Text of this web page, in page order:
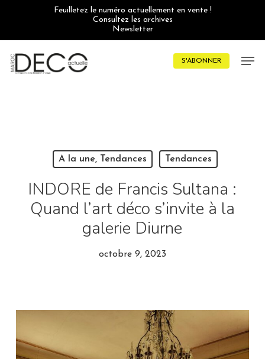
Feuilletez le numéro actuellement en vente !
Consultez les archives
Newsletter
S'ABONNER
A la une, Tendances Tendances
INDORE de Francis Sultana :
Quand l’art déco s’invite à la
galerie Diurne
octobre 9, 2023